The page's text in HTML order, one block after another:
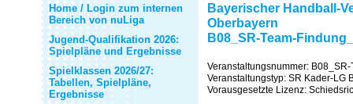
Home / Login zum internen
Bereich von nuLiga
Jugend-Qualifikation 2026:
Spielpläne und Ergebnisse
Spielklassen 2026/27:
Tabellen, Spielpläne,
Ergebnisse
Bayerischer Handball-
Oberbayern
B08_SR-Team-
Veranstaltungsnummer:
Veranstaltungstyp: SR Kader-LG
Vorausgesetzte Lizenz: